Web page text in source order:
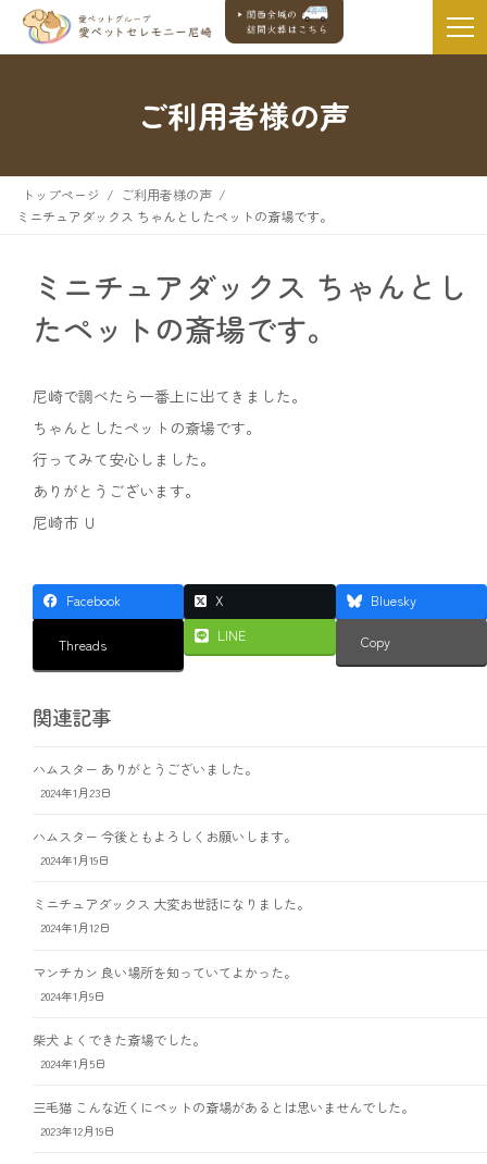
ご利用者様の声
トップページ
ご利用者様の声
ミニチュアダックス ちゃんとしたペットの斎場です。
ミニチュアダックス ちゃんとし
たペットの斎場です。
尼崎で調べたら一番上に出てきました。
ちゃんとしたペットの斎場です。
行ってみて安心しました。
ありがとうございます。
尼崎市 Ｕ
Facebook X Bluesky
Threads LINE Copy
関連記事
ハムスター ありがとうございました。
2024年1月23日
ハムスター 今後ともよろしくお願いします。
2024年1月19日
ミニチュアダックス 大変お世話になりました。
2024年1月12日
マンチカン 良い場所を知っていてよかった。
2024年1月9日
柴犬 よくできた斎場でした。
2024年1月5日
三毛猫 こんな近くにペットの斎場があるとは思いませんでした。
2023年12月19日